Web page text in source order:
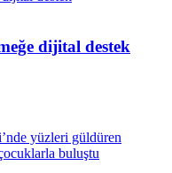
dijital destek